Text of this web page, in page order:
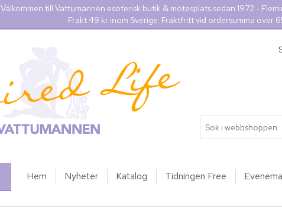
Välkommen till Vattumannen esoterisk butik & mötesplats sedan 1972 -
Frakt 49 kr inom Sverige. Fraktfritt vid ordersumma över
Hem Nyheter Katalog Tidningen Free